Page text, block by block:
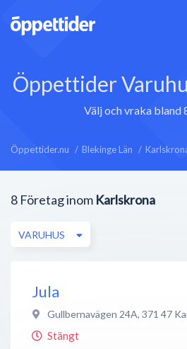
Öppettider
Välj och vraka bland
Öppettider.nu Blekinge Län
8 Företag inom Karlskrona
VARUHUS
Jula
Gullbernavägen 24A, 371 47
Stängt